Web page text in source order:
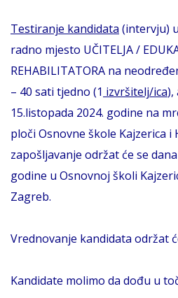
Testiranje kandidata (intervju)
radno mjesto UČITELJA /
REHABILITATORA na
– 40 sati tjedno (1 izvršitelj/ica),
15.listopada 2024. godine na
ploči Osnovne škole Kajzerica i
zapošljavanje održat će se
godine u Osnovnoj školi
Zagreb.
Vrednovanje kandidata održat
Kandidate molimo da dođu u